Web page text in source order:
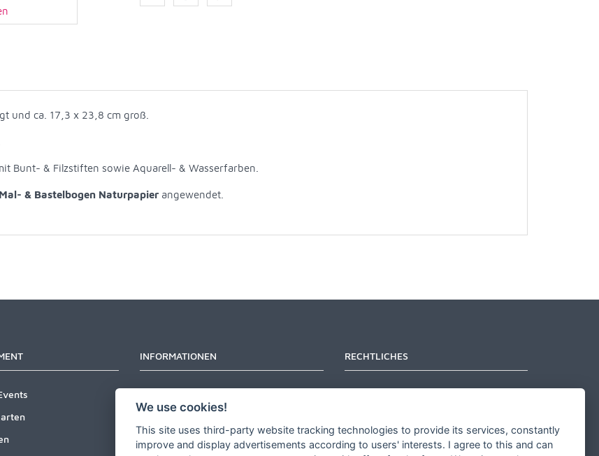
und ca. 17,3 x 23,8 cm groß.
Bunt- & Filzstiften sowie Aquarell- & Wasserfarben.
Mal- & Bastelbogen Naturpapier angewendet.
INFORMATIONEN
Versandinformationen
RECHTLICHES
Widerrufsbelehrung
We use cookies!
This site uses third-party website tracking technologies to provide its services, constantly
improve and display advertisements according to users' interests. I agree to this and can